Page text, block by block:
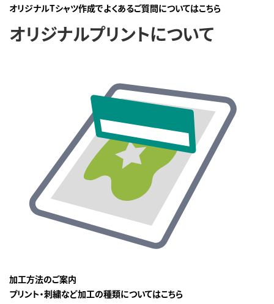
オリジナルTシャツ作成でよくあるご質問についてはこちら
オリジナルプリントについて
加工方法のご案内
プリント・刺繍など加工の種類についてはこちら